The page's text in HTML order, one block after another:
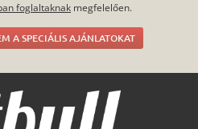
foglaltaknak megfelelően.
A SPECIÁLIS AJÁNLATOKAT